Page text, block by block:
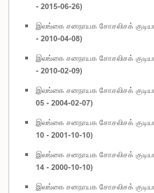
- 2015-06-26)
இலங்கை சனநாயக சோசலிசக்
- 2010-04-08)
இலங்கை சனநாயக சோசலிசக்
- 2010-02-09)
இலங்கை சனநாயக சோசலிசக்
05 - 2004-02-07)
இலங்கை சனநாயக சோசலிசக்
10 - 2001-10-10)
இலங்கை சனநாயக சோசலிசக்
14 - 2000-10-10)
இலங்கை சனநாயக சோசலிசக்